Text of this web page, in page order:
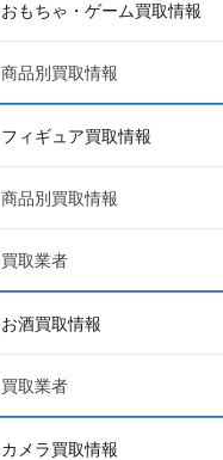
おもちゃ・ゲーム買取情報
商品別買取情報
フィギュア買取情報
商品別買取情報
買取業者
お酒買取情報
買取業者
カメラ買取情報